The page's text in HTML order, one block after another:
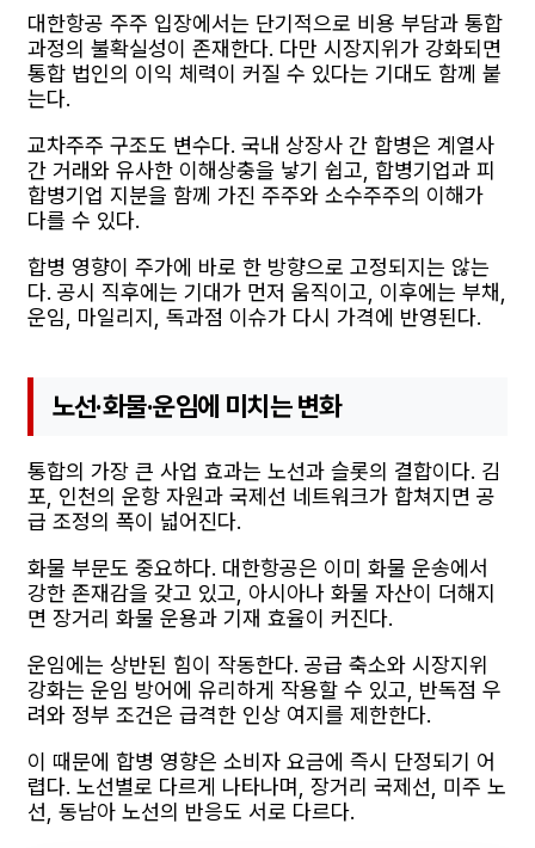
대한항공 주주 입장에서는 단기적으로 비용 부담과 통합
과정의 불확실성이 존재한다. 다만 시장지위가 강화되면
통합 법인의 이익 체력이 커질 수 있다는 기대도 함께 붙
는다.
교차주주 구조도 변수다. 국내 상장사 간 합병은 계열사
간 거래와 유사한 이해상충을 낳기 쉽고, 합병기업과 피
합병기업 지분을 함께 가진 주주와 소수주주의 이해가
다를 수 있다.
합병 영향이 주가에 바로 한 방향으로 고정되지는 않는
다. 공시 직후에는 기대가 먼저 움직이고, 이후에는 부채,
운임, 마일리지, 독과점 이슈가 다시 가격에 반영된다.
노선·화물·운임에 미치는 변화
통합의 가장 큰 사업 효과는 노선과 슬롯의 결합이다. 김
포, 인천의 운항 자원과 국제선 네트워크가 합쳐지면 공
급 조정의 폭이 넓어진다.
화물 부문도 중요하다. 대한항공은 이미 화물 운송에서
강한 존재감을 갖고 있고, 아시아나 화물 자산이 더해지
면 장거리 화물 운용과 기재 효율이 커진다.
운임에는 상반된 힘이 작동한다. 공급 축소와 시장지위
강화는 운임 방어에 유리하게 작용할 수 있고, 반독점 우
려와 정부 조건은 급격한 인상 여지를 제한한다.
이 때문에 합병 영향은 소비자 요금에 즉시 단정되기 어
렵다. 노선별로 다르게 나타나며, 장거리 국제선, 미주 노
선, 동남아 노선의 반응도 서로 다르다.